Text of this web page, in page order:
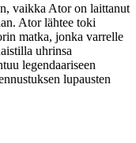
vaikka Ator on laittanut
Ator lähtee toki
matka, jonka varrelle
uhrinsa
legendaariseen
lupausten